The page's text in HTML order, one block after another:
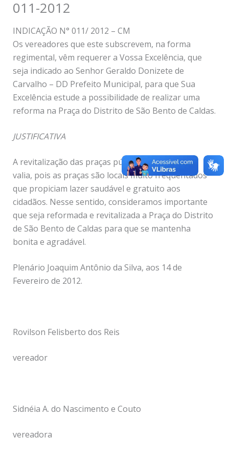
011-2012
INDICAÇÃO N° 011/ 2012 – CM
Os vereadores que este subscrevem, na forma
regimental, vêm requerer a Vossa Excelência, que
seja indicado ao Senhor Geraldo Donizete de
Carvalho – DD Prefeito Municipal, para que Sua
Excelência estude a possibilidade de realizar uma
reforma na Praça do Distrito de São Bento de Caldas.
JUSTIFICATIVA
A revitalização das praças públicas é de extrema
valia, pois as praças são locais muito frequentados
que propiciam lazer saudável e gratuito aos
cidadãos. Nesse sentido, consideramos importante
que seja reformada e revitalizada a Praça do Distrito
de São Bento de Caldas para que se mantenha
bonita e agradável.
Plenário Joaquim Antônio da Silva, aos 14 de
Fevereiro de 2012.
Rovilson Felisberto dos Reis
vereador
Sidnéia A. do Nascimento e Couto
vereadora